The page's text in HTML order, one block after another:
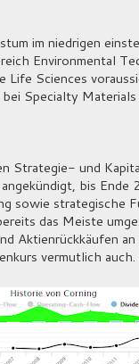
im niedrigen
Environmental
Sciences
Specialty
Strategie- und
bis Ende
sowie strategische
das Meiste
Aktienrückkäufen
vermutlich auch.